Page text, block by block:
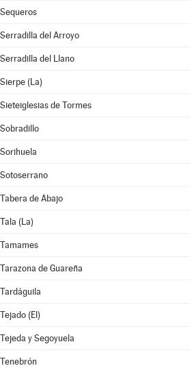
Sequeros
Serradilla del Arroyo
Serradilla del Llano
Sierpe (La)
Sieteiglesias de Tormes
Sobradillo
Sorihuela
Sotoserrano
Tabera de Abajo
Tala (La)
Tamames
Tarazona de Guareña
Tardáguila
Tejado (El)
Tejeda y Segoyuela
Tenebrón